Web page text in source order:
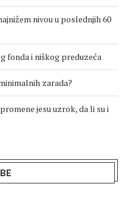
nivou u poslednjih 60
fonda i niškog preduzeća
zarada?
jesu uzrok, da li su i